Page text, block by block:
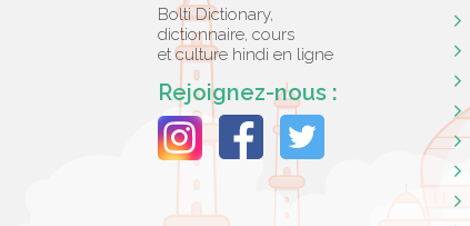
Bolti Dictionary,
dictionnaire, cours
et culture hindi en ligne
Rejoignez-nous :